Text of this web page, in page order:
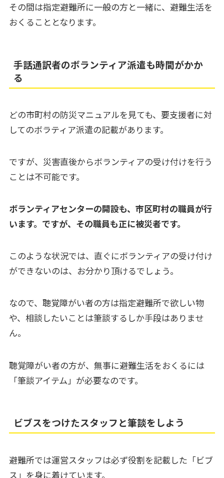
その間は指定避難所に一般の方と一緒に、避難生活を
おくることとなります。
手話通訳者のボランティア派遣も時間がかか
る
どの市町村の防災マニュアルを見ても、要支援者に対
してのボラティア派遣の記載があります。
ですが、災害直後からボランティアの受け付けを行う
ことは不可能です。
ボランティアセンターの開設も、市区町村の職員が行
います。ですが、その職員も正に被災者です。
このような状況では、直ぐにボランティアの受け付け
ができないのは、お分かり頂けるでしょう。
なので、聴覚障がい者の方は指定避難所で欲しい物
や、相談したいことは筆談するしか手段はありませ
ん。
聴覚障がい者の方が、無事に避難生活をおくるには
「筆談アイテム」が必要なのです。
ビブスをつけたスタッフと筆談をしよう
避難所では運営スタッフは必ず役割を記載した「ビブ
ス」を身に着けています。